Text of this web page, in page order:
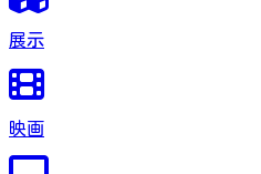
展示
映画